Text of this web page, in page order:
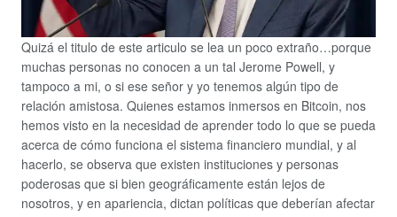
Quizá el titulo de este articulo se lea un poco extraño…porque
muchas personas no conocen a un tal Jerome Powell, y
tampoco a mi, o si ese señor y yo tenemos algún tipo de
relación amistosa. Quienes estamos inmersos en Bitcoin, nos
hemos visto en la necesidad de aprender todo lo que se pueda
acerca de cómo funciona el sistema financiero mundial, y al
hacerlo, se observa que existen instituciones y personas
poderosas que si bien geográficamente están lejos de
nosotros, y en apariencia, dictan políticas que deberían afectar